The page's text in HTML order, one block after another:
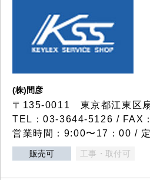
(株)間彦
〒135-0011 東京都江東区
TEL：03-3644-5126 / FAX
営業時間：9:00〜17：00 /
販売可 工事・取付可